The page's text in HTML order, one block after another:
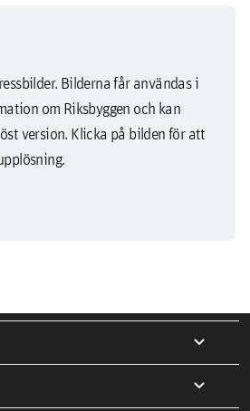
Bilderna får användas i
om Riksbyggen och kan
version. Klicka på bilden för att
expand_more
expand_more